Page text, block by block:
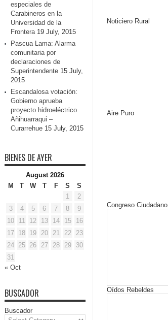
especiales de
Carabineros en la
Universidad de la
Frontera 19 July, 2015
Pascua Lama: Alarma
comunitaria por
declaraciones de
Superintendente 15 July,
2015
Escandalosa votación:
Gobierno aprueba
proyecto hidroeléctrico
Añihuarraqui –
Curarrehue 15 July, 2015
BIENES DE AYER
August 2026
M
T W T F S
S
1
2
3
4 5 6 7 8
9
10
11 12 13 14 15
16
17 18 19 20 21 22
23
24 25 26 27 28 29
30
31
« Oct
BUSCADOR
Buscador
Noticiero Rural
Aire Puro
Congreso Ciudadano
Oídos Rebeldes